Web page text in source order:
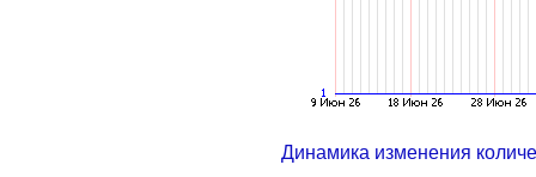
Динамика изменения